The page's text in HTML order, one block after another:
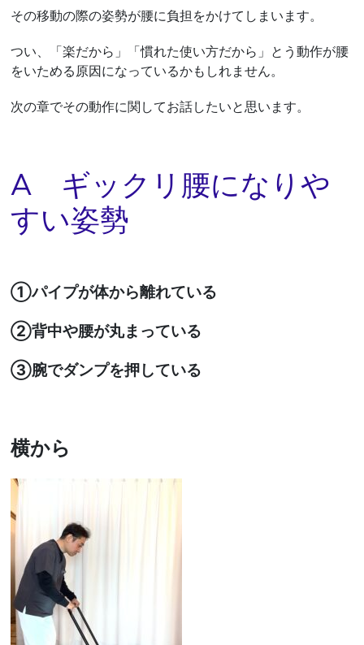
その移動の際の姿勢が腰に負担をかけてしまいます。
つい、「楽だから」「慣れた使い方だから」とう動作が腰
をいためる原因になっているかもしれません。
次の章でその動作に関してお話したいと思います。
A ギックリ腰になりや
すい姿勢
①パイプが体から離れている
②背中や腰が丸まっている
③腕でダンプを押している
横から